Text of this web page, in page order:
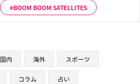
BOOM BOOM SATELLITES
国内 海外 スポーツ
コラム 占い